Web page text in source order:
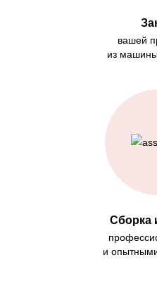
вашей
из
Сборка
и